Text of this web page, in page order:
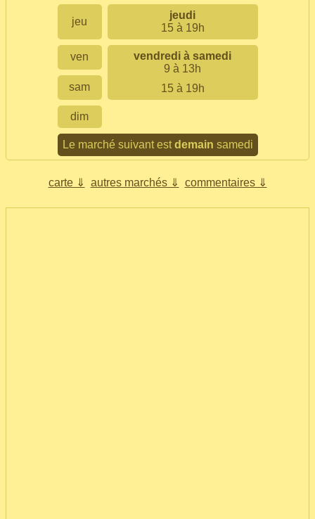
jeu
jeudi
15 à 19h
ven
vendredi à samedi
9 à 13h
15 à 19h
sam
dim
Le marché suivant estdemain samedi
carte ⇓ autres marchés ⇓ commentaires ⇓